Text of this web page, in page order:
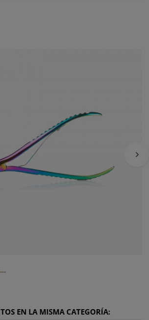
EN LA MISMA CATEGORÍA: